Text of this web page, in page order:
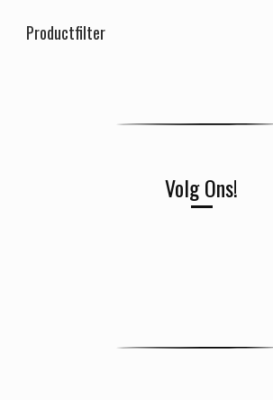
Productfilter
Volg Ons!